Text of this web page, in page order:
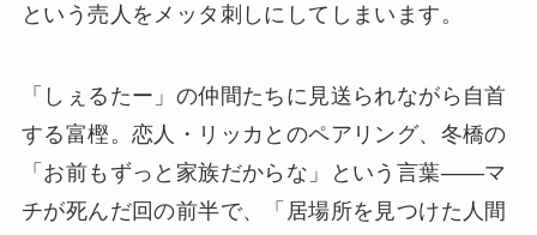
という売人をメッタ刺しにしてしまいます。
「しぇるたー」の仲間たちに見送られながら自首
する富樫。恋人・リッカとのペアリング、冬橋の
「お前もずっと家族だからな」という言葉——マ
チが死んだ回の前半で、「居場所を見つけた人間